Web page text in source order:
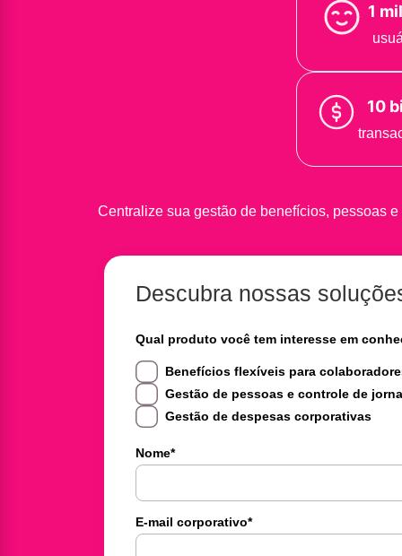
1
10
Centralize sua gestão de benefícios, pessoas
Descubra nossas
Qual produto você tem interesse em
Benefícios flexíveis para
Gestão de pessoas e controle de
Gestão de despesas corporativas
Nome*
E-mail corporativo*